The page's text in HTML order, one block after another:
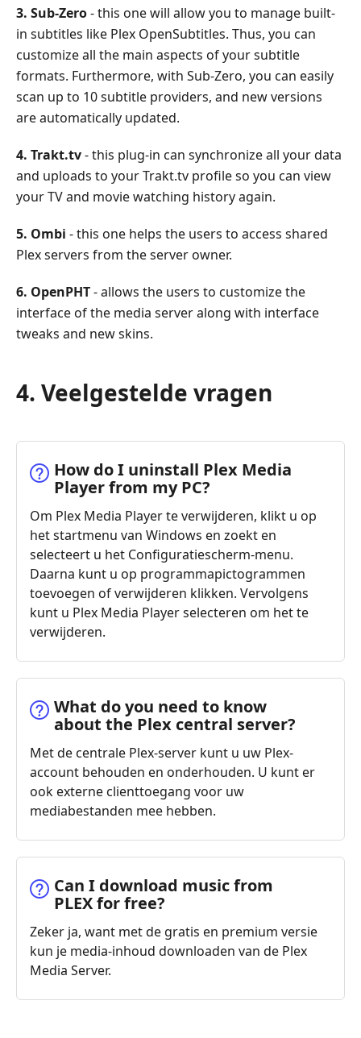
3. Sub-Zero- this one will allow you to manage built-
in subtitles like Plex OpenSubtitles. Thus, you can
customize all the main aspects of your subtitle
formats. Furthermore, with Sub-Zero, you can easily
scan up to 10 subtitle providers, and new versions
are automatically updated.
4. Trakt.tv- this plug-in can synchronize all your data
and uploads to your Trakt.tv profile so you can view
your TV and movie watching history again.
5. Ombi - this one helps the users to access shared
Plex servers from the server owner.
6. OpenPHT- allows the users to customize the
interface of the media server along with interface
tweaks and new skins.
4. Veelgestelde vragen
How do I uninstall Plex Media
Player from my PC?
Om Plex Media Player te verwijderen, klikt u op
het startmenu van Windows en zoekt en
selecteert u het Configuratiescherm-menu.
Daarna kunt u op programmapictogrammen
toevoegen of verwijderen klikken. Vervolgens
kunt u Plex Media Player selecteren om het te
verwijderen.
What do you need to know
about the Plex central server?
Met de centrale Plex-server kunt u uw Plex-
account behouden en onderhouden. U kunt er
ook externe clienttoegang voor uw
mediabestanden mee hebben.
Can I download music from
PLEX for free?
Zeker ja, want met de gratis en premium versie
kun je media-inhoud downloaden van de Plex
Media Server.